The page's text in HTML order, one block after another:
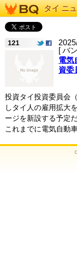
タイ ニ
121
[ バ
電気
資委
投資タイ投資委員会
しタイ人の雇用拡大
ージを新設する予定
これまでに電気自動